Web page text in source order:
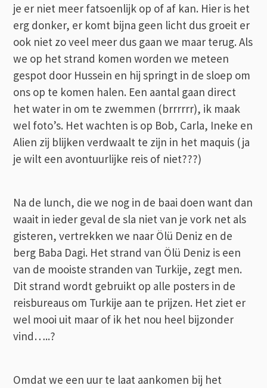
je er niet meer fatsoenlijk op of af kan. Hier is het
erg donker, er komt bijna geen licht dus groeit er
ook niet zo veel meer dus gaan we maar terug. Als
we op het strand komen worden we meteen
gespot door Hussein en hij springt in de sloep om
ons op te komen halen. Een aantal gaan direct
het water in om te zwemmen (brrrrrr), ik maak
wel foto’s. Het wachten is op Bob, Carla, Ineke en
Alien zij blijken verdwaalt te zijn in het maquis (ja
je wilt een avontuurlijke reis of niet???)
Na de lunch, die we nog in de baai doen want dan
waait in ieder geval de sla niet van je vork net als
gisteren, vertrekken we naar Ölü Deniz en de
berg Baba Dagi. Het strand van Ölü Deniz is een
van de mooiste stranden van Turkije, zegt men.
Dit strand wordt gebruikt op alle posters in de
reisbureaus om Turkije aan te prijzen. Het ziet er
wel mooi uit maar of ik het nou heel bijzonder
vind…..?
Omdat we een uur te laat aankomen bij het